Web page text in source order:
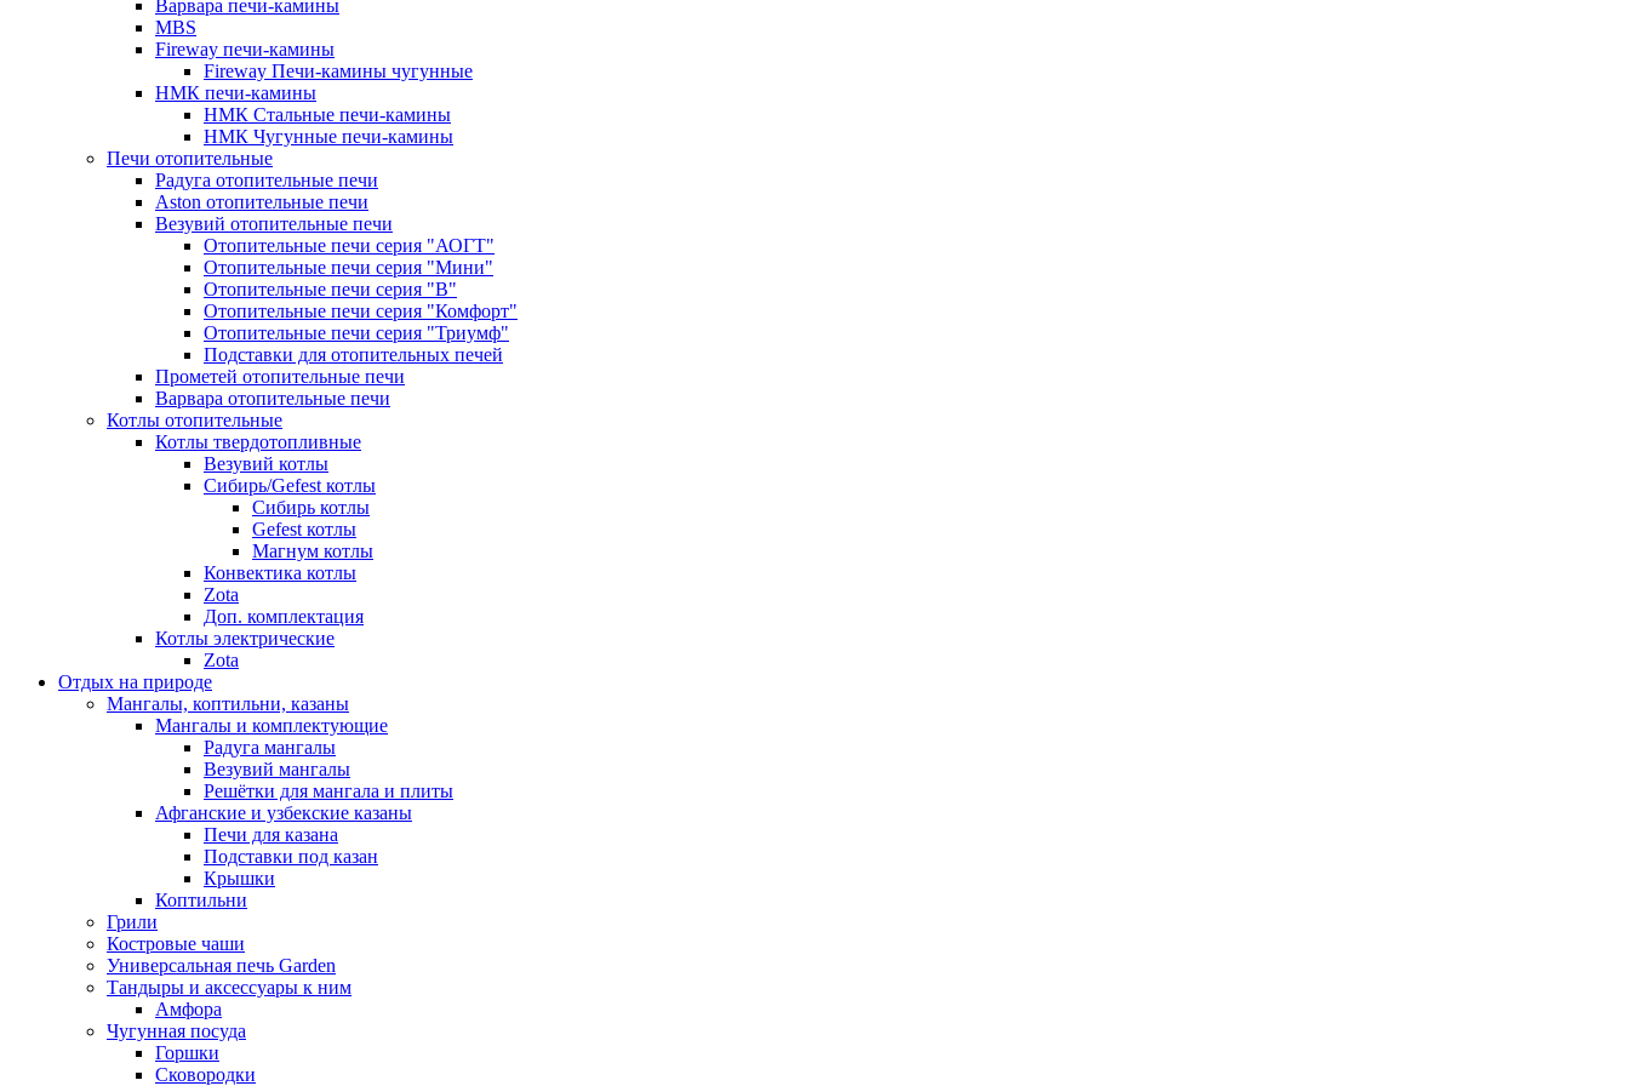
Варвара печи-камины
MBS
Fireway печи-камины
Fireway Печи-камины чугунные
НМК печи-камины
НМК Стальные печи-камины
НМК Чугунные печи-камины
Печи отопительные
Радуга отопительные печи
Aston отопительные печи
Везувий отопительные печи
Отопительные печи серия "АОГТ"
Отопительные печи серия "Мини"
Отопительные печи серия "В"
Отопительные печи серия "Комфорт"
Отопительные печи серия "Триумф"
Подставки для отопительных печей
Прометей отопительные печи
Варвара отопительные печи
Котлы отопительные
Котлы твердотопливные
Везувий котлы
Сибирь/Gefest котлы
Сибирь котлы
Gefest котлы
Магнум котлы
Конвектика котлы
Zota
Доп. комплектация
Котлы электрические
Zota
Отдых на природе
Мангалы, коптильни, казаны
Мангалы и комплектующие
Радуга мангалы
Везувий мангалы
Решётки для мангала и плиты
Афганские и узбекские казаны
Печи для казана
Подставки под казан
Крышки
Коптильни
Грили
Костровые чаши
Универсальная печь Garden
Тандыры и аксессуары к ним
Амфора
Чугунная посуда
Горшки
Сковородки